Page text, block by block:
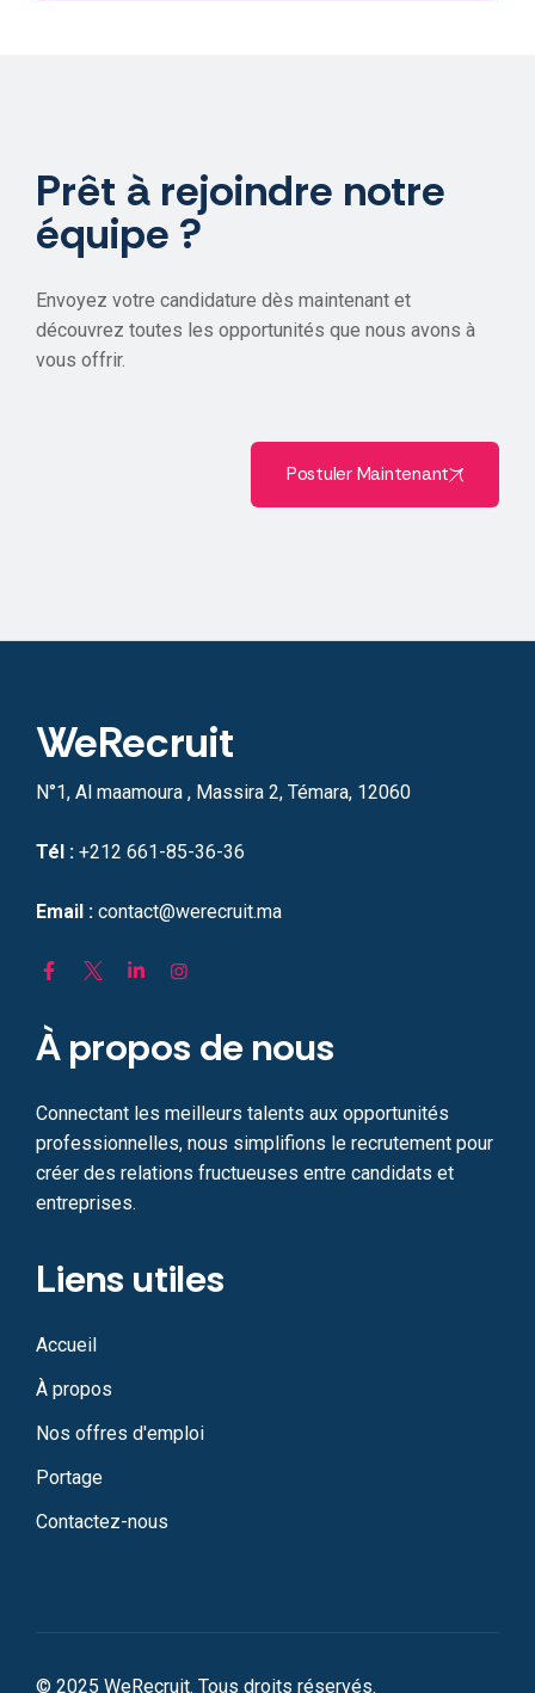
Prêt à rejoindre notre
équipe ?
Envoyez votre candidature dès maintenant et
découvrez toutes les opportunités que nous avons à
vous offrir.
Postuler Maintenant
WeRecruit
N°1, Al maamoura , Massira 2, Témara, 12060
Tél : +212 661-85-36-36
Email : contact@werecruit.ma
À propos de nous
Connectant les meilleurs talents aux opportunités
professionnelles, nous simplifions le recrutement pour
créer des relations fructueuses entre candidats et
entreprises.
Liens utiles
Accueil
À propos
Nos offres d'emploi
Portage
Contactez-nous
© 2025 WeRecruit. Tous droits réservés.